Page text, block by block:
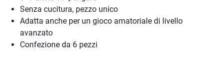
Senza cucitura, pezzo unico
Adatta anche per un gioco amatoriale di livello
avanzato
Confezione da 6 pezzi